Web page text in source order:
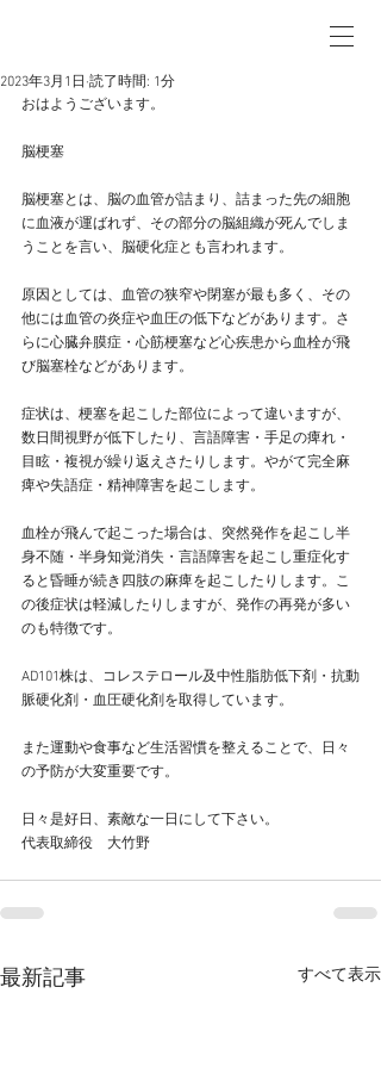
2023年3月1日 読了時間: 1分
おはようございます。
脳梗塞
脳梗塞とは、脳の血管が詰まり、詰まった先の細胞
に血液が運ばれず、その部分の脳組織が死んでしま
うことを言い、脳硬化症とも言われます。
原因としては、血管の狭窄や閉塞が最も多く、その
他には血管の炎症や血圧の低下などがあります。さ
らに心臓弁膜症・心筋梗塞など心疾患から血栓が飛
び脳塞栓などがあります。
症状は、梗塞を起こした部位によって違いますが、
数日間視野が低下したり、言語障害・手足の痺れ・
目眩・複視が繰り返えさたりします。やがて完全麻
痺や失語症・精神障害を起こします。
血栓が飛んで起こった場合は、突然発作を起こし半
身不随・半身知覚消失・言語障害を起こし重症化す
ると昏睡が続き四肢の麻痺を起こしたりします。こ
の後症状は軽減したりしますが、発作の再発が多い
のも特徴です。
AD101株は、コレステロール及中性脂肪低下剤・抗動
脈硬化剤・血圧硬化剤を取得しています。
また運動や食事など生活習慣を整えることで、日々
の予防が大変重要です。
日々是好日、素敵な一日にして下さい。
代表取締役　大竹野
最新記事 すべて表示